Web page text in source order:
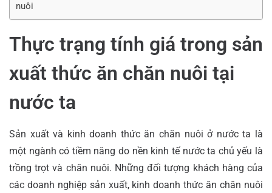
nuôi
Thực trạng tính giá trong sản
xuất thức ăn chăn nuôi tại
nước ta
Sản xuất và kinh doanh thức ăn chăn nuôi ở nước ta là
một ngành có tiềm năng do nền kinh tế nước ta chủ yếu là
trồng trọt và chăn nuôi. Những đối tượng khách hàng của
các doanh nghiệp sản xuất, kinh doanh thức ăn chăn nuôi